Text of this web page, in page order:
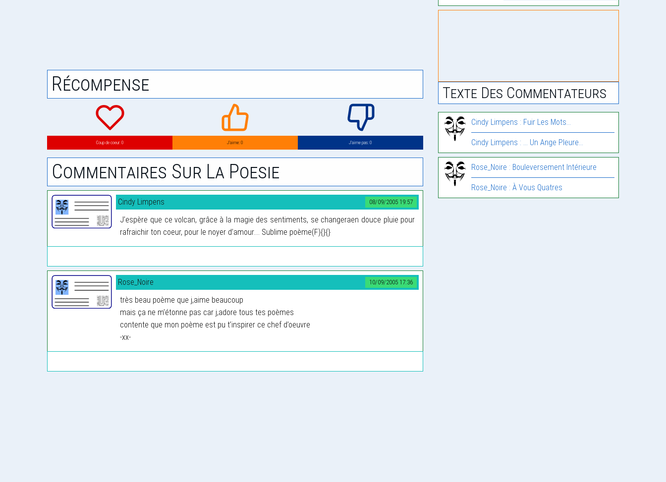
Récompense
Coup de coeur: 0 J’aime: 0 J’aime pas: 0
Commentaires Sur La Poesie
08/09/2005 19:57
Cindy Limpens
J’espère que ce volcan, grâce à la magie des sentiments, se changeraen douce pluie pour
rafraichir ton coeur, pour le noyer d’amour.... Sublime poème(F){}{}
10/09/2005 17:36
Rose_Noire
très beau poème que j,aime beaucoup
mais ça ne m’étonne pas car j,adore tous tes poèmes
contente que mon poème est pu t’inspirer ce chef d’oeuvre
-xx-
Texte Des Commentateurs
Cindy Limpens : Fuir Les Mots…
Cindy Limpens : … Un Ange Pleure…
Rose_Noire : Bouleversement Intérieure
Rose_Noire : À Vous Quatres